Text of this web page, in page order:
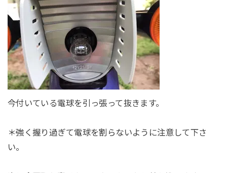
今付いている電球を引っ張って抜きます。
＊強く握り過ぎて電球を割らないように注意して下さ
い。